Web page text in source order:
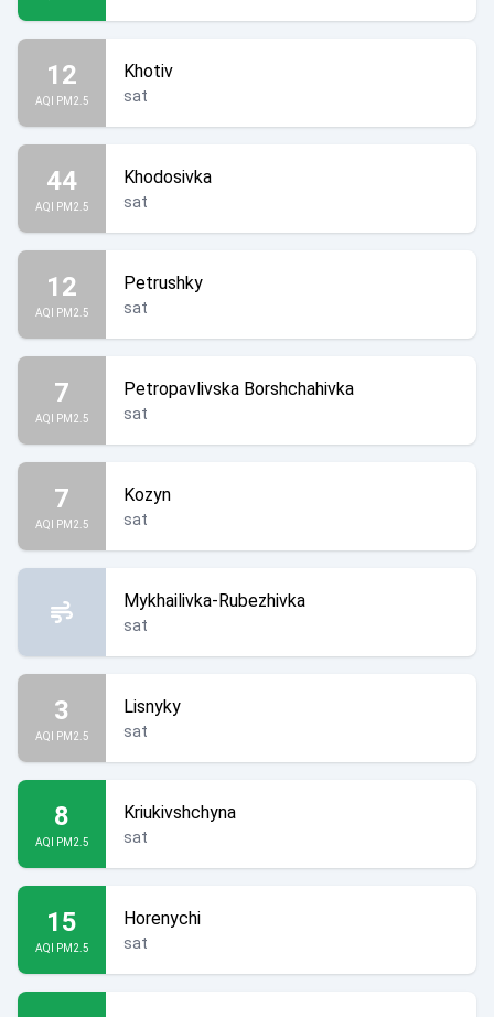
12
AQI PM2.5
Khotiv
sat
44
AQI PM2.5
Khodosivka
sat
12
AQI PM2.5
Petrushky
sat
7
AQI PM2.5
Petropavlivska Borshchahivka
sat
7
AQI PM2.5
Kozyn
sat
Mykhailivka-Rubezhivka
sat
3
AQI PM2.5
Lisnyky
sat
8
AQI PM2.5
Kriukivshchyna
sat
15
AQI PM2.5
Horenychi
sat